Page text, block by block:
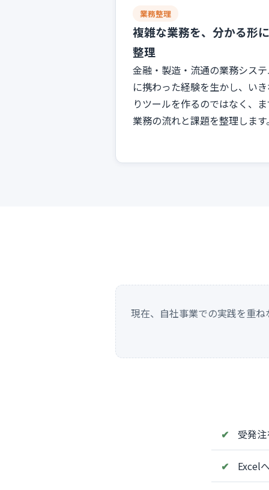
業務整理
複雑な業務を、分かる形に
整理
金融・製造・流通の業務シス
に携わった経験を生かし、い
りツールを作るのではなく、
業務の流れと課題を整理します
現在、自社事業での実践を重
受発
Excel